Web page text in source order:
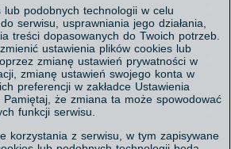
danych
serwisu
/ Digital Services Act
internet
lub podobnych technologii w celu
serwisu, usprawniania jego działania,
treści dopasowanych do Twoich potrzeb.
ustawienia plików cookies lub
zmianę ustawień prywatności w
zmianę ustawień swojego konta w
preferencji w zakładce Ustawienia
że zmiana ta może spowodować
funkcji serwisu.
korzystania z serwisu, w tym zapisywane